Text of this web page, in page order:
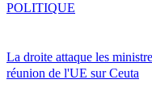
La droite attaque les
réunion de l'UE sur Ceuta
POLITIQUE